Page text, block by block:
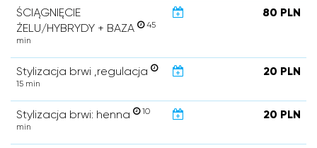
ŚCIĄGNIĘCIE
ŻELU/HYBRYDY + BAZA
45
min
80 PLN
Stylizacja brwi ,regulacja
15 min
20 PLN
Stylizacja brwi: henna
10
min
20 PLN